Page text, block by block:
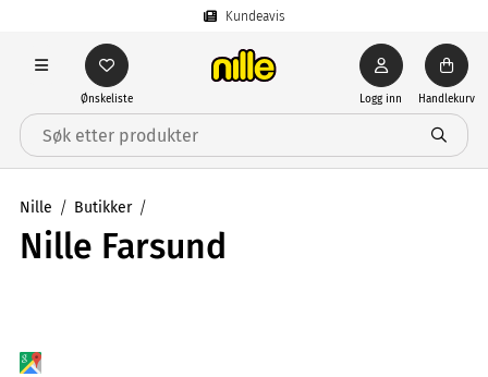
Kundeavis
Ønskeliste Logg inn Handlekurv
Nille Butikker
Nille Farsund